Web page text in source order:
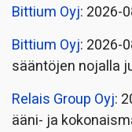
Bittium Oyj: 2026-
Bittium Oyj: 2026-
sääntöjen nojalla
Relais Group Oyj:
ääni- ja